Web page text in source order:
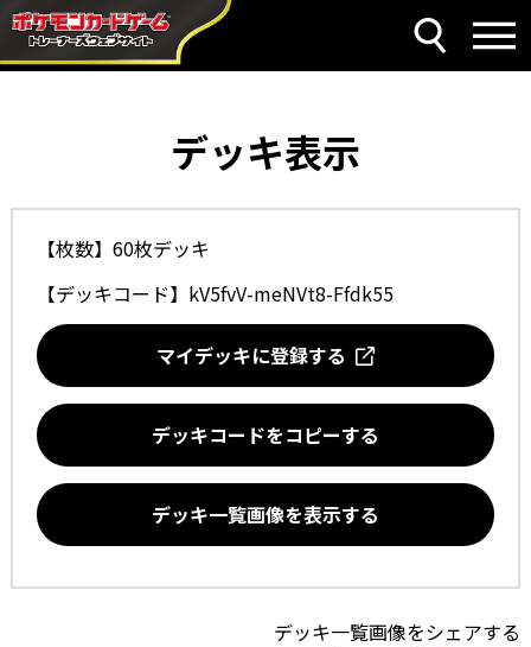
デッキ表示
【枚数】60枚デッキ
【デッキコード】 kV5fvV-meNVt8-Ffdk55
マイデッキに登録する
デッキコードをコピーする
デッキ一覧画像を表示する
デッキ一覧画像をシェアする